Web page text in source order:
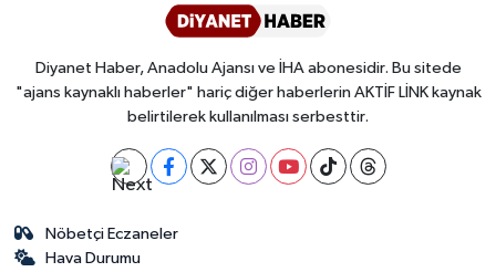
Diyanet Haber, Anadolu Ajansı ve İHA abonesidir. Bu sitede
"ajans kaynaklı haberler" hariç diğer haberlerin AKTİF LİNK kaynak
belirtilerek kullanılması serbesttir.
Nöbetçi Eczaneler
Hava Durumu